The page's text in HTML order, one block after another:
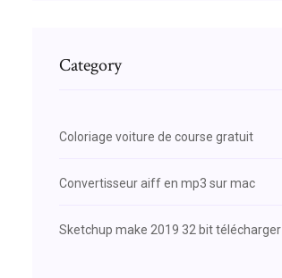
Category
Coloriage voiture de course gratuit
Convertisseur aiff en mp3 sur mac
Sketchup make 2019 32 bit télécharger